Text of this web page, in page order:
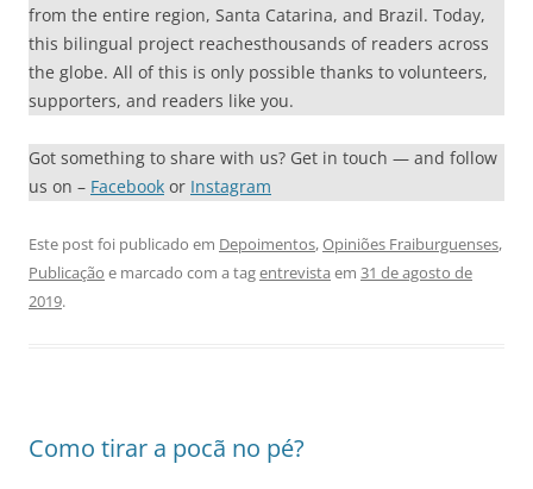
from the entire region, Santa Catarina, and Brazil. Today,
this bilingual project reachesthousands of readers across
the globe. All of this is only possible thanks to volunteers,
supporters, and readers like you.
Got something to share with us? Get in touch — and follow
us on – Facebook or Instagram
Este post foi publicado em Depoimentos,Opiniões Fraiburguenses,
Publicação e marcado com a tagentrevista em 31 de agosto de
2019.
Como tirar a pocã no pé?